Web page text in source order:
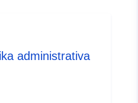
statbel.fgov.be/en
administrativa